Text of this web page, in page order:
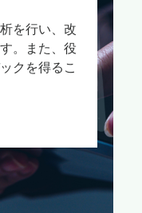
を行い、改
。また、役
クを得るこ